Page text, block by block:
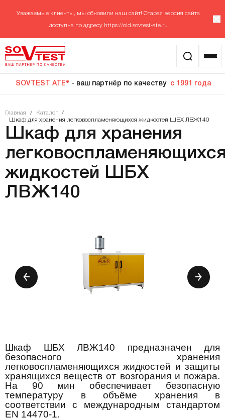
Уважаемые клиенты, мы обновили наш сайт! Старая версия сайта
доступна по адресу https://old.sovtest-ate.ru
SOVTEST ATE® - ваш партнёр по качеству с 1991 года
Главная / Каталог
/
Шкаф для хранения легковоспламеняющихся жидкостей ШБХ ЛВЖ140
Шкаф для хранения
жидкостей ШБХ
ЛВЖ140
Шкаф ШБХ ЛВЖ140 предназначен для
безопасного хранения
легковоспламеняющихся жидкостей и защиты
хранящихся веществ от возгорания и пожара.
На 90 мин обеспечивает безопасную
температуру в объёме хранения в
соответствии с международным стандартом
ЕN 14470-1.